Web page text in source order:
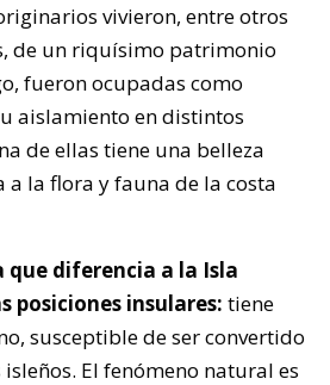
vivieron, entre otros
de un riquísimo patrimonio
fueron ocupadas como
aislamiento en distintos
de ellas tiene una belleza
la flora y fauna de la costa
que diferencia a la Isla
posiciones insulares: tiene
susceptible de ser convertido
El fenómeno natural es